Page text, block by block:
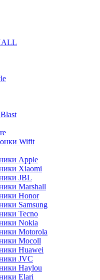
Wifit
Apple
Xiaomi
JBL
Marshall
Honor
Samsung
Tecno
Nokia
Motorola
Mocoll
Huawei
JVC
Haylou
Elari